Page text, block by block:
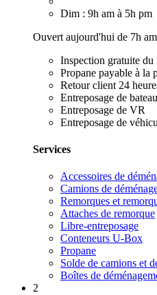
Dim : 9h am à 5h pm
Ouvert aujourd'hui de 7h
Inspection gratuite du
Propane payable à la
Retour client 24
Entreposage de bateau
Entreposage de VR
Entreposage de
Services
Accessoires de
Camions de
Remorques et
Attaches de remorque
Libre-entreposage
Conteneurs U-Box
Propane
Solde de camions et
Boîtes de
2